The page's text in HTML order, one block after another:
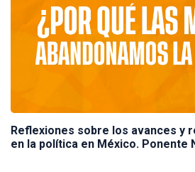
Reflexiones sobre los avances y
en la política en México. Ponente